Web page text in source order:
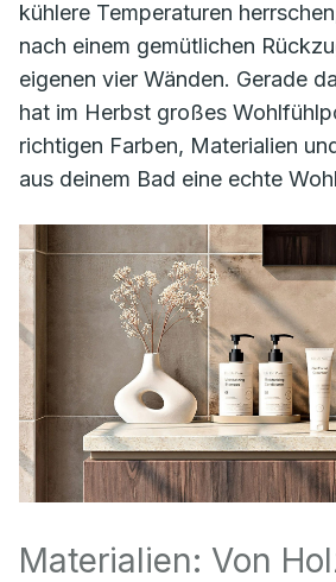
kühlere Temperaturen
nach einem gemütlichen
eigenen vier Wänden. Gerade
hat im Herbst großes
richtigen Farben, Materialien
aus deinem Bad eine echte
Materialien: Von